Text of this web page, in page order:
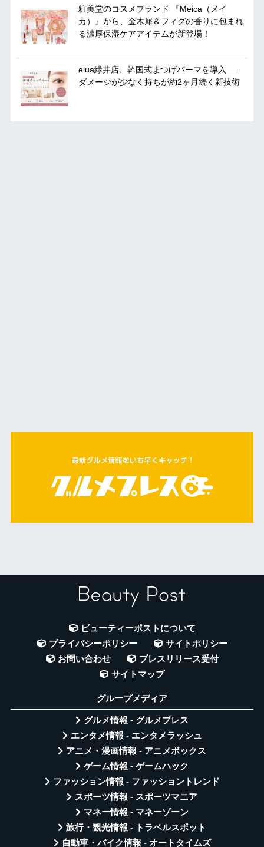
粧美堂のコスメブランド 『Meica（メイ
カ）』から、金木犀＆フィグの香りに包まれ
る濃厚保湿ケアアイテムが新登場！
elua緑井店、韓国式まつげパーマを導入──
ダメージが少なく持ちが約2ヶ月続く新技術
ビューティーポストについて
プライバシーポリシー
サイトポリシー
お問い合わせ
プレスリリース受付
サイトマップ
グループメディア
グルメ情報 - グルメプレス
エンタメ情報 - エンタメラッシュ
アニメ・漫画情報 - アニメボックス
ゲーム情報 - ゲームハック
ファッション情報 - ファッショントレンド
スポーツ情報 - スポーツマニア
マネー情報 - マネーゾーン
旅行・観光情報 - トラベルスポット
自動車・バイク情報 - オートタイムズ